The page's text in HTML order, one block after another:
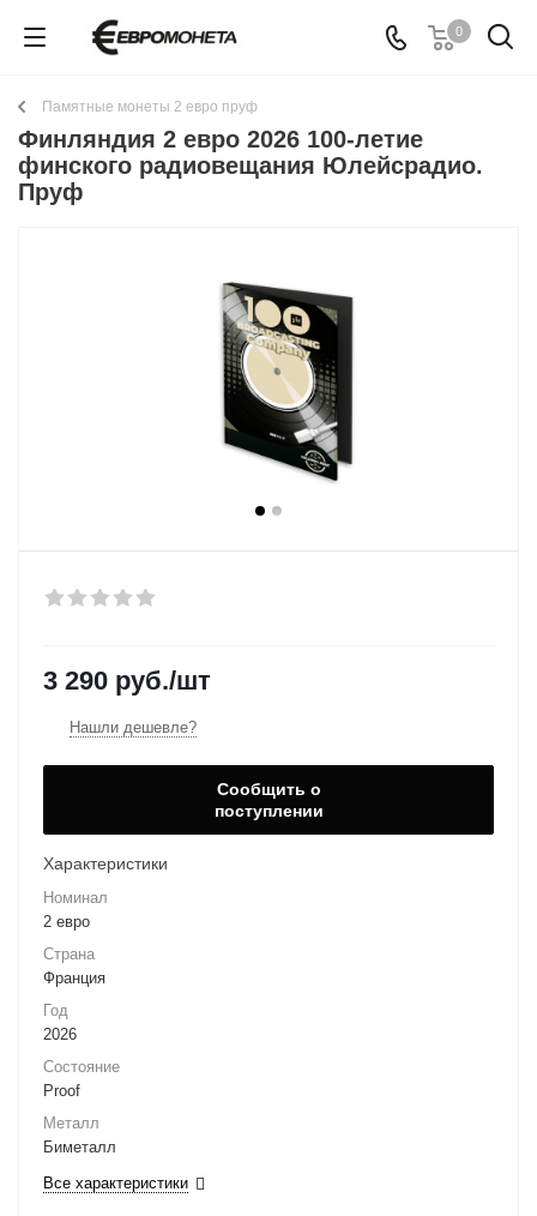
0
Памятные монеты 2 евро пруф
Финляндия 2 евро 2026 100-летие
финского радиовещания Юлейсрадио.
Пруф
3 290 руб./шт
Нашли дешевле?
Сообщить о
поступлении
Характеристики
Номинал
2 евро
Страна
Франция
Год
2026
Состояние
Proof
Металл
Биметалл
Все характеристики